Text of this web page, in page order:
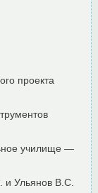
проекта
училище —
и Ульянов В.С.